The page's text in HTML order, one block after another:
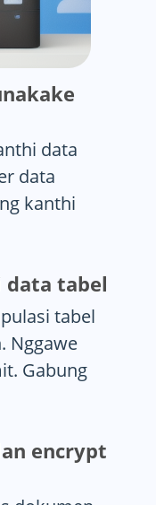
data
data
kanthi
data tabel
tabel
Nggawe
Gabung
encrypt